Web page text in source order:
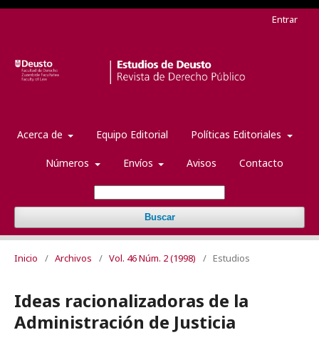
Acerca de Equipo Editorial Políticas Editoriales
Números Envíos Avisos Contacto
Buscar
Entrar
Inicio / Archivos / Vol. 46 Núm. 2 (1998) / Estudios
Ideas racionalizadoras de la
Administración de Justicia